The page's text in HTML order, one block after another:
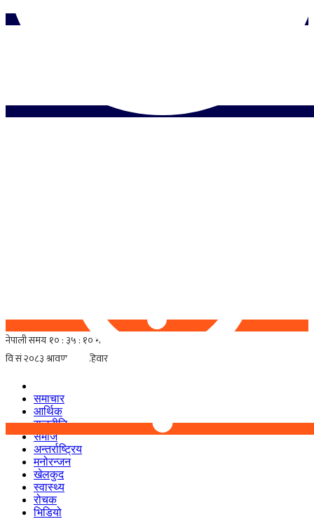
समाचार
आर्थिक
राजनीति
समाज
अन्तर्राष्ट्रिय
मनोरन्जन
खेलकुद
स्वास्थ्य
रोचक
भिडियो